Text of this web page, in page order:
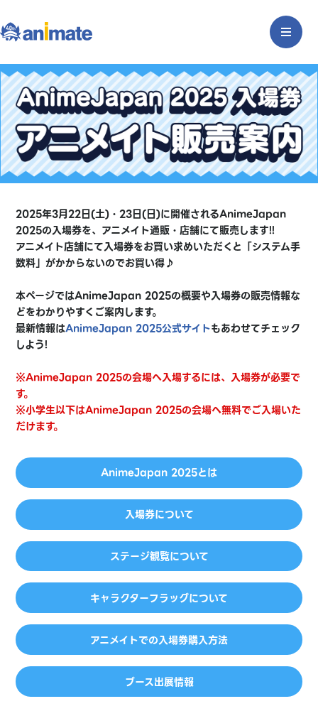
2025年3月22日(土)・23日(日)に開催されるAnimeJapan
2025の入場券を、アニメイト通販・店舗にて販売します!!
アニメイト店舗にて入場券をお買い求めいただくと「システム手
数料」がかからないのでお買い得♪
本ページではAnimeJapan 2025の概要や入場券の販売情報な
どをわかりやすくご案内します。
最新情報はAnimeJapan 2025公式サイトもあわせてチェック
しよう!
※AnimeJapan 2025の会場へ入場するには、入場券が必要で
す。
※小学生以下はAnimeJapan 2025の会場へ無料でご入場いた
だけます。
AnimeJapan 2025とは
入場券について
ステージ観覧について
キャラクターフラッグについて
アニメイトでの入場券購入方法
ブース出展情報